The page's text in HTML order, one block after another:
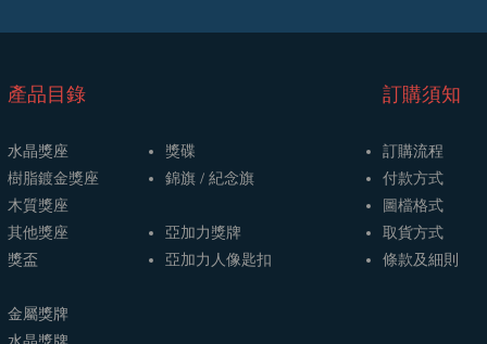
​產品目錄
水晶獎座
樹脂鍍金獎座
木質獎座
其他獎座
獎盃
金屬獎牌
獎碟
​​錦旗 / 紀念旗
亞加力獎牌
​亞加力人像匙扣
訂購須知
訂購流程
​付款方式
圖檔格式
取貨方式
條款及細則